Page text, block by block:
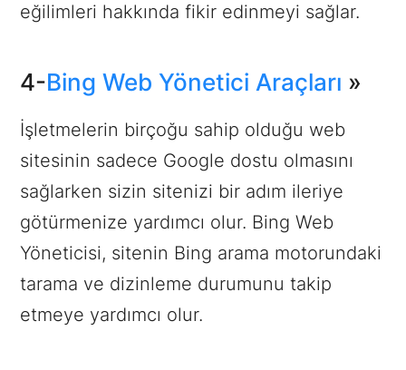
eğilimleri hakkında fikir edinmeyi sağlar.
4-Bing Web Yönetici Araçları »
İşletmelerin birçoğu sahip olduğu web
sitesinin sadece Google dostu olmasını
sağlarken sizin sitenizi bir adım ileriye
götürmenize yardımcı olur. Bing Web
Yöneticisi, sitenin Bing arama motorundaki
tarama ve dizinleme durumunu takip
etmeye yardımcı olur.